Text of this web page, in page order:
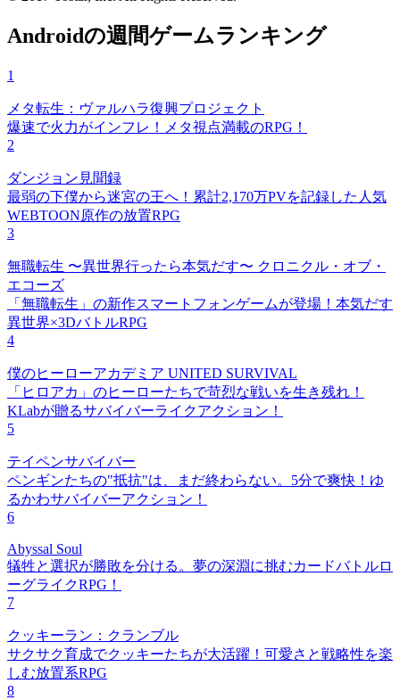
Androidの週間ゲームランキング
1
メタ転生：ヴァルハラ復興プロジェクト
爆速で火力がインフレ！メタ視点満載のRPG！
2
ダンジョン見聞録
最弱の下僕から迷宮の王へ！累計2,170万PVを記録した人気
WEBTOON原作の放置RPG
3
無職転生 〜異世界行ったら本気だす〜 クロニクル・オブ・
エコーズ
「無職転生」の新作スマートフォンゲームが登場！本気だす
異世界×3DバトルRPG
4
僕のヒーローアカデミア UNITED SURVIVAL
「ヒロアカ」のヒーローたちで苛烈な戦いを生き残れ！
KLabが贈るサバイバーライクアクション！
5
テイペンサバイバー
ペンギンたちの"抵抗"は、まだ終わらない。5分で爽快！ゆ
るかわサバイバーアクション！
6
Abyssal Soul
犠牲と選択が勝敗を分ける。夢の深淵に挑むカードバトルロ
ーグライクRPG！
7
クッキーラン：クランブル
サクサク育成でクッキーたちが大活躍！可愛さと戦略性を楽
しむ放置系RPG
8